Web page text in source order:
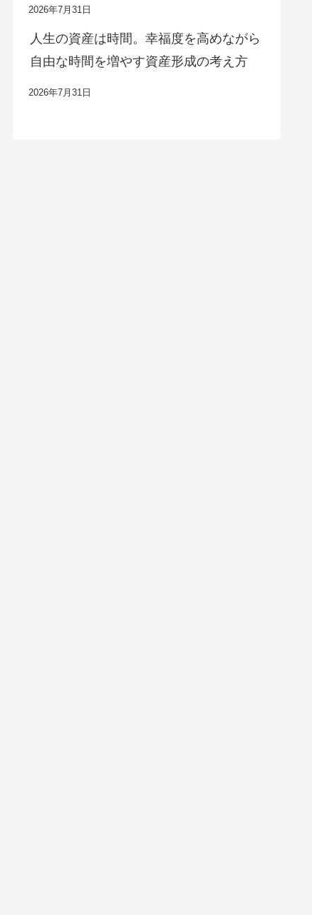
2026年7月31日
人生の資産は時間。幸福度を高めながら
自由な時間を増やす資産形成の考え方
2026年7月31日